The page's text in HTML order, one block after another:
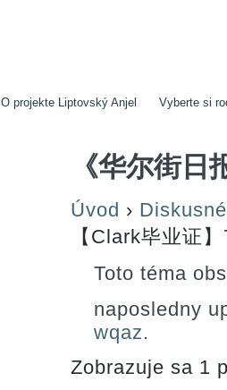
O projekte Liptovský Anjel Vyberte si
《华尔街
Úvod ›
【Clark毕业证
Toto téma
naposledny
wqaz.
Zobrazuje sa 1